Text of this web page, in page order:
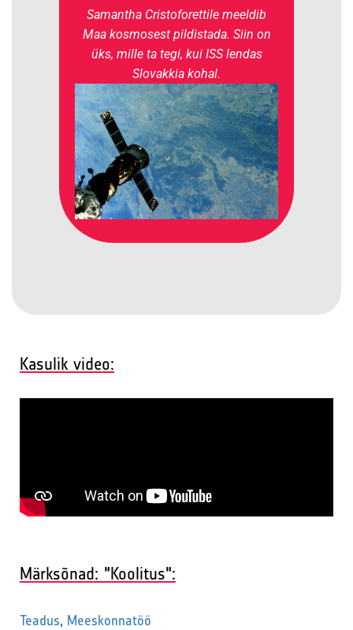
Samantha Cristoforettile meeldib
Maa kosmosest pildistada. Siin on
üks, mille ta tegi, kui ISS lendas
Slovakkia kohal.
Kasulik video:
Märksõnad: "Koolitus":
Teadus, Meeskonnatöö